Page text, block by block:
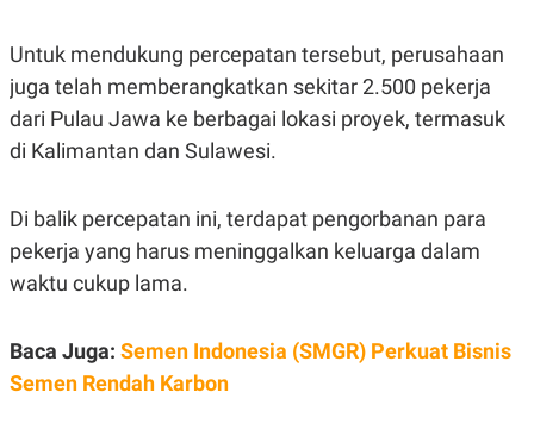
A
R
I
KANAL
P
S
A
T
T
A
G
E
Untuk mendukung percepatan tersebut, perusahaan
juga telah memberangkatkan sekitar 2.500 pekerja
dari Pulau Jawa ke berbagai lokasi proyek, termasuk
di Kalimantan dan Sulawesi.
Di balik percepatan ini, terdapat pengorbanan para
pekerja yang harus meninggalkan keluarga dalam
waktu cukup lama.
Baca Juga: Semen Indonesia (SMGR) Perkuat Bisnis
Semen Rendah Karbon